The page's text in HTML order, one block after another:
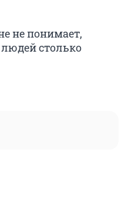
не понимает,
столько